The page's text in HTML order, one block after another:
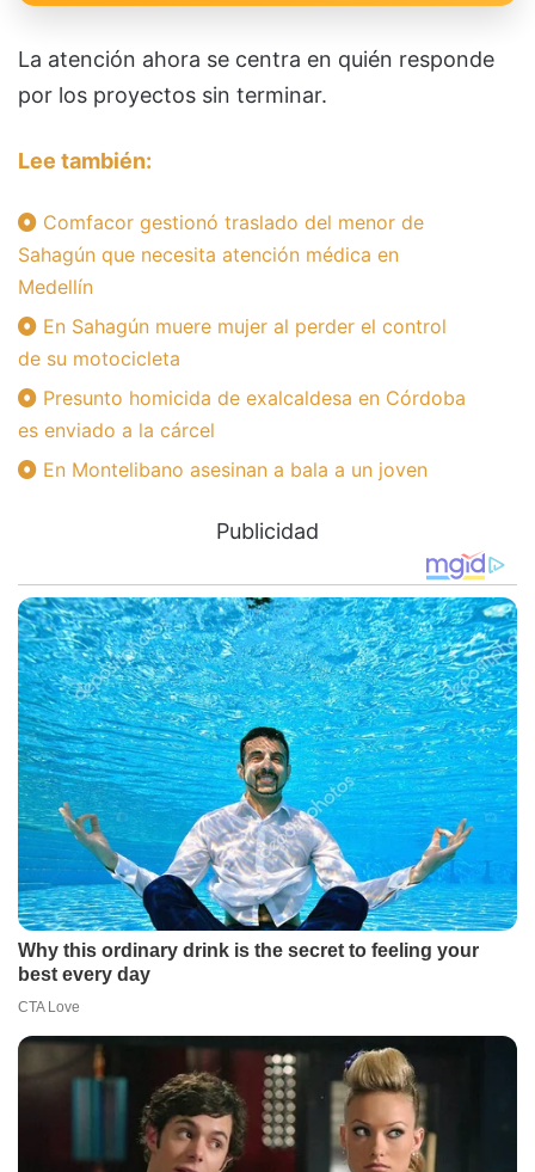
La atención ahora se centra en quién responde
por los proyectos sin terminar.
Lee también:
Comfacor gestionó traslado del menor de
Sahagún que necesita atención médica en
Medellín
En Sahagún muere mujer al perder el control
de su motocicleta
Presunto homicida de exalcaldesa en Córdoba
es enviado a la cárcel
En Montelibano asesinan a bala a un joven
Publicidad